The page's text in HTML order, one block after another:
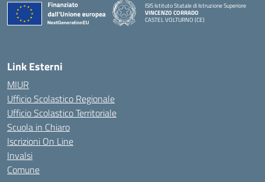
ISIS Istituto Statale di Istruzione Superiore
VINCENZO CORRADO
CASTEL VOLTURNO (CE)
Link Esterni
MIUR
Ufficio Scolastico Regionale
Ufficio Scolastico Territoriale
Scuola in Chiaro
Iscrizioni On Line
Invalsi
Comune